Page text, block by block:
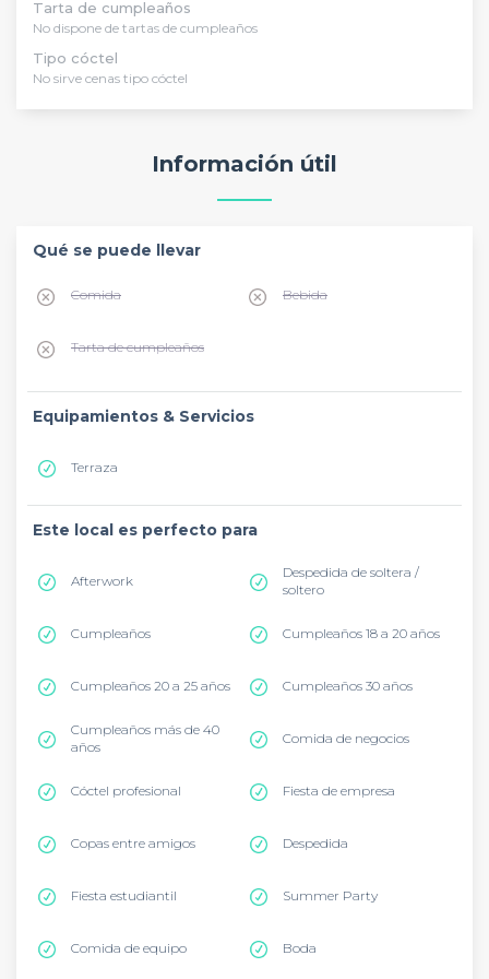
Tarta de cumpleaños
No dispone de tartas de cumpleaños
Tipo cóctel
No sirve cenas tipo cóctel
Información útil
Qué se puede llevar
Comida Bebida
Tarta de cumpleaños
Equipamientos & Servicios
Terraza
Este local es perfecto para
Afterwork
Despedida de soltera /
soltero
Cumpleaños Cumpleaños 18 a 20 años
Cumpleaños 20 a 25 años Cumpleaños 30 años
Cumpleaños más de 40
años
Comida de negocios
Cóctel profesional Fiesta de empresa
Copas entre amigos Despedida
Fiesta estudiantil Summer Party
Comida de equipo Boda